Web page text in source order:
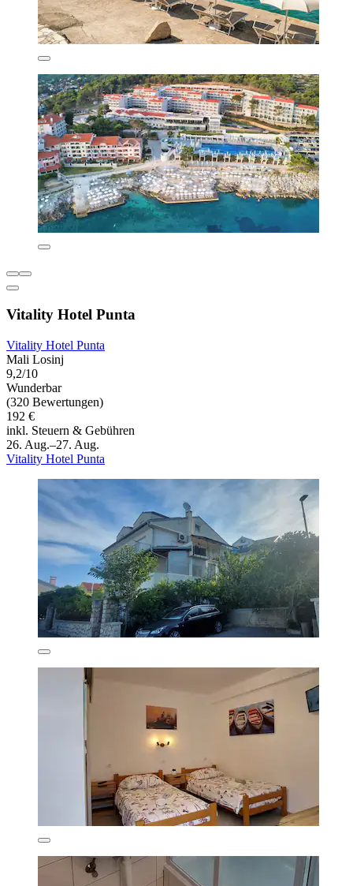
Vitality Hotel Punta
Vitality Hotel Punta
Mali Losinj
9,2/10
Wunderbar
(320 Bewertungen)
192 €
inkl. Steuern & Gebühren
26. Aug.–27. Aug.
Vitality Hotel Punta